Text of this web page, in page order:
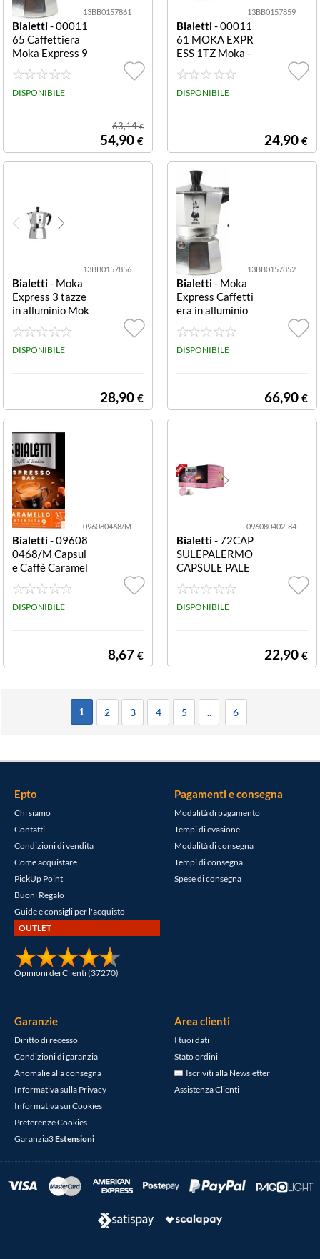
13BB0157861
Bialetti- 00011
65 Caffettiera
Moka Express 9
Tazze Cromo sat
inato Restyling
DISPONIBILE
63,14€
54,90 €
13BB0157859
Bialetti- 00011
61 MOKA EXPR
ESS 1TZ Moka -
Capacità 1 tazz
a - Corpo in allu
minio - Manico e
DISPONIBILE
24,90 €
13BB0157856
Bialetti- Moka
Express 3 tazze
in alluminio Mok
a con capacità 3
tazze, linee più
morbide nel man
DISPONIBILE
28,90 €
13BB0157852
Bialetti- Moka
Express Caffetti
era in alluminio
12 tazze Restyli
ng
DISPONIBILE
66,90 €
096080468/M
Bialetti- 09608
0468/M Capsul
e Caffè Caramel
lo 12 Pezzi BOX
12 CAPSULE C
AFFE' CARAME
DISPONIBILE
8,67 €
096080402-84
Bialetti- 72CAP
SULEPALERMO
CAPSULE PALE
RMO MULTIPA
CK 72PZ
DISPONIBILE
22,90 €
1 2 3 4 5 .. 6
Epto
Chi siamo
Contatti
Condizioni di vendita
Come acquistare
PickUp Point
Buoni Regalo
Guide e consigli per l'acquisto
OUTLET
Opinioni dei Clienti (37270)
Pagamenti e consegna
Modalità di pagamento
Tempi di evasione
Modalità di consegna
Tempi di consegna
Spese di consegna
Garanzie
Diritto di recesso
Condizioni di garanzia
Anomalie alla consegna
Informativa sulla Privacy
Informativa sui Cookies
Preferenze Cookies
Garanzia3Estensioni
Area clienti
I tuoi dati
Stato ordini
Iscriviti alla Newsletter
Assistenza Clienti